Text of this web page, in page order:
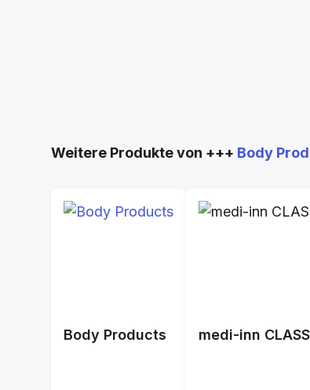
Produktgalerie überspringen
Weitere Produkte von +++ Body
Body Products medi-inn